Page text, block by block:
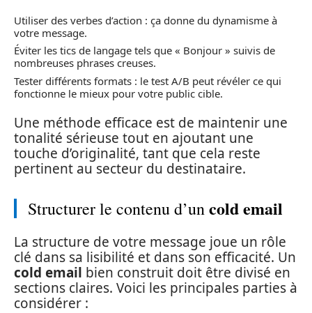
Utiliser des verbes d’action : ça donne du dynamisme à
votre message.
Éviter les tics de langage tels que « Bonjour » suivis de
nombreuses phrases creuses.
Tester différents formats : le test A/B peut révéler ce qui
fonctionne le mieux pour votre public cible.
Une méthode efficace est de maintenir une
tonalité sérieuse tout en ajoutant une
touche d’originalité, tant que cela reste
pertinent au secteur du destinataire.
Structurer le contenu d’uncold email
La structure de votre message joue un rôle
clé dans sa lisibilité et dans son efficacité. Un
cold email bien construit doit être divisé en
sections claires. Voici les principales parties à
considérer :